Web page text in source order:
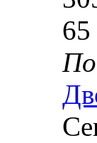
65